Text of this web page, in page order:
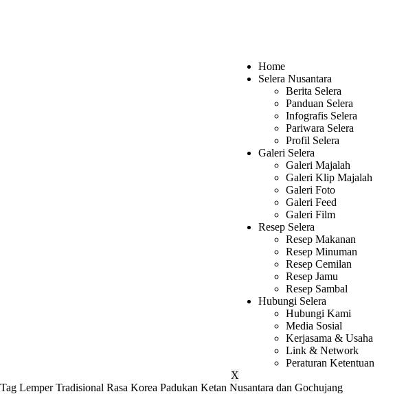
Home
Selera Nusantara
Berita Selera
Panduan Selera
Infografis Selera
Pariwara Selera
Profil Selera
Galeri Selera
Galeri Majalah
Galeri Klip Majalah
Galeri Foto
Galeri Feed
Galeri Film
Resep Selera
Resep Makanan
Resep Minuman
Resep Cemilan
Resep Jamu
Resep Sambal
Hubungi Selera
Hubungi Kami
Media Sosial
Kerjasama & Usaha
Link & Network
Peraturan Ketentuan
X
Tag Lemper Tradisional Rasa Korea Padukan Ketan Nusantara dan Gochujang